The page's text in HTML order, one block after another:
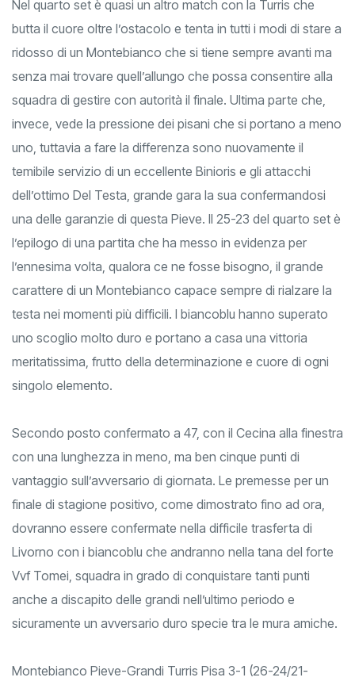
Nel quarto set è quasi un altro match con la Turris che
butta il cuore oltre l’ostacolo e tenta in tutti i modi di stare a
ridosso di un Montebianco che si tiene sempre avanti ma
senza mai trovare quell’allungo che possa consentire alla
squadra di gestire con autorità il finale. Ultima parte che,
invece, vede la pressione dei pisani che si portano a meno
uno, tuttavia a fare la differenza sono nuovamente il
temibile servizio di un eccellente Binioris e gli attacchi
dell’ottimo Del Testa, grande gara la sua confermandosi
una delle garanzie di questa Pieve. Il 25-23 del quarto set è
l’epilogo di una partita che ha messo in evidenza per
l’ennesima volta, qualora ce ne fosse bisogno, il grande
carattere di un Montebianco capace sempre di rialzare la
testa nei momenti più difficili. I biancoblu hanno superato
uno scoglio molto duro e portano a casa una vittoria
meritatissima, frutto della determinazione e cuore di ogni
singolo elemento.
Secondo posto confermato a 47, con il Cecina alla finestra
con una lunghezza in meno, ma ben cinque punti di
vantaggio sull’avversario di giornata. Le premesse per un
finale di stagione positivo, come dimostrato fino ad ora,
dovranno essere confermate nella difficile trasferta di
Livorno con i biancoblu che andranno nella tana del forte
Vvf Tomei, squadra in grado di conquistare tanti punti
anche a discapito delle grandi nell’ultimo periodo e
sicuramente un avversario duro specie tra le mura amiche.
Montebianco Pieve-Grandi Turris Pisa 3-1 (26-24/21-